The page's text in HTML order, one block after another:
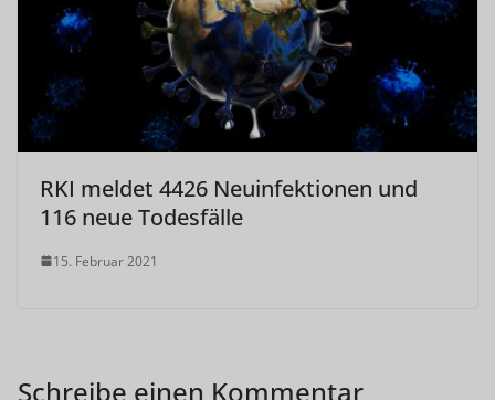
RKI meldet 4426 Neuinfektionen und
116 neue Todesfälle
15. Februar 2021
Schreibe einen Kommentar